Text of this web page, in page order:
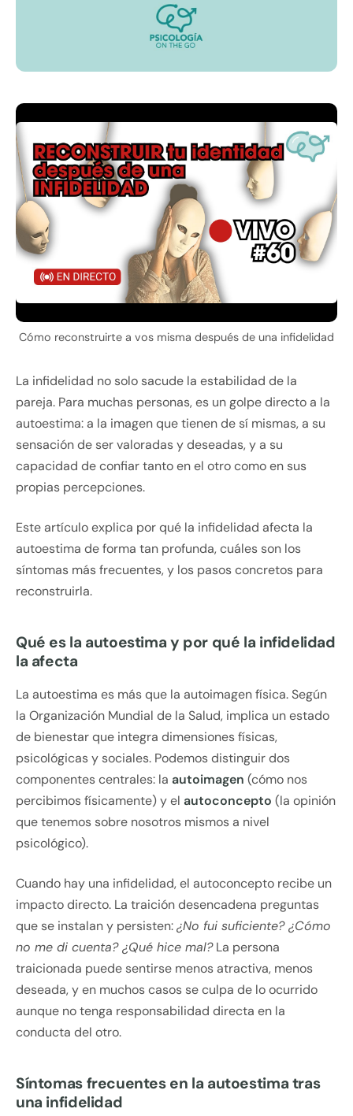
Cómo reconstruirte a vos misma después de una infidelidad
La infidelidad no solo sacude la estabilidad de la
pareja. Para muchas personas, es un golpe directo a la
autoestima: a la imagen que tienen de sí mismas, a su
sensación de ser valoradas y deseadas, y a su
capacidad de confiar tanto en el otro como en sus
propias percepciones.
Este artículo explica por qué la infidelidad afecta la
autoestima de forma tan profunda, cuáles son los
síntomas más frecuentes, y los pasos concretos para
reconstruirla.
Qué es la autoestima y por qué la infidelidad
la afecta
La autoestima es más que la autoimagen física. Según
la Organización Mundial de la Salud, implica un estado
de bienestar que integra dimensiones físicas,
psicológicas y sociales. Podemos distinguir dos
componentes centrales: la autoimagen (cómo nos
percibimos físicamente) y el autoconcepto (la opinión
que tenemos sobre nosotros mismos a nivel
psicológico).
Cuando hay una infidelidad, el autoconcepto recibe un
impacto directo. La traición desencadena preguntas
que se instalan y persisten:¿No fui suficiente? ¿Cómo
no me di cuenta? ¿Qué hice mal?La persona
traicionada puede sentirse menos atractiva, menos
deseada, y en muchos casos se culpa de lo ocurrido
aunque no tenga responsabilidad directa en la
conducta del otro.
Síntomas frecuentes en la autoestima tras
una infidelidad